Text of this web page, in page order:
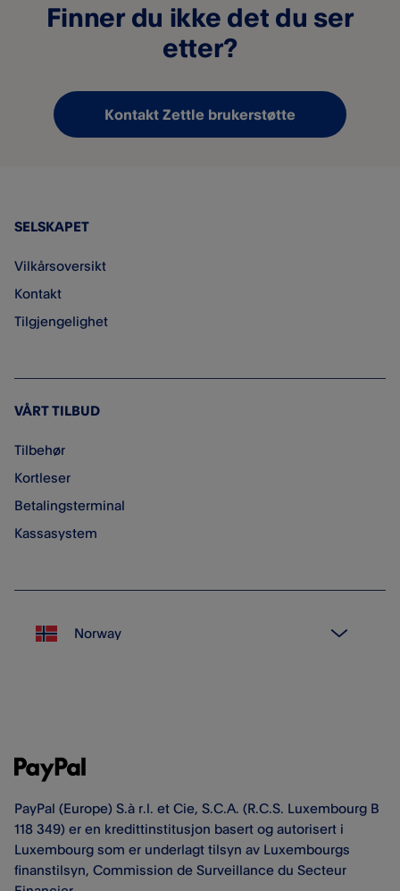
Finner du ikke det du ser
etter?
Kontakt Zettle brukerstøtte
SELSKAPET
Vilkårsoversikt
Kontakt
Tilgjengelighet
VÅRT TILBUD
Tilbehør
Kortleser
Betalingsterminal
Kassasystem
PayPal (Europe) S.à r.l. et Cie, S.C.A. (R.C.S. Luxembourg B
118 349) er en kredittinstitusjon basert og autorisert i
Luxembourg som er underlagt tilsyn av Luxembourgs
finanstilsyn, Commission de Surveillance du Secteur